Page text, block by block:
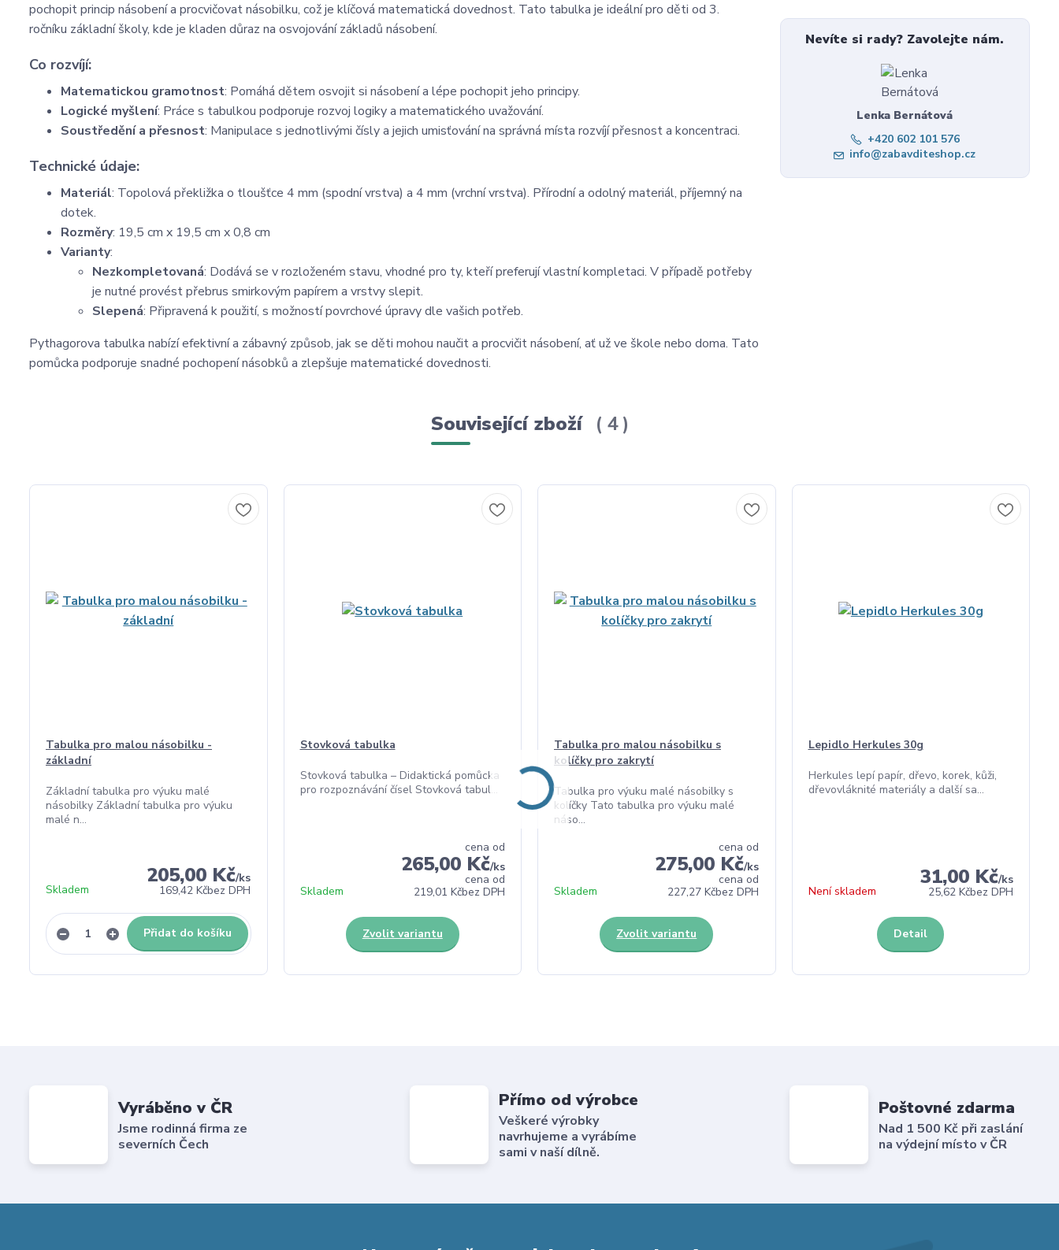
pochopit princip násobení a procvičovat násobilku, což je klíčová matematická dovednost. Tato tabulka je ideální pro děti od 3.
ročníku základní školy, kde je kladen důraz na osvojování základů násobení.
Co rozvíjí:
Matematickou gramotnost: Pomáhá dětem osvojit si násobení a lépe pochopit jeho principy.
Logické myšlení: Práce s tabulkou podporuje rozvoj logiky a matematického uvažování.
Soustředění a přesnost: Manipulace s jednotlivými čísly a jejich umisťování na správná místa rozvíjí přesnost a koncentraci.
Technické údaje:
Materiál: Topolová překližka o tloušťce 4 mm (spodní vrstva) a 4 mm (vrchní vrstva). Přírodní a odolný materiál, příjemný na
dotek.
Rozměry: 19,5 cm x 19,5 cm x 0,8 cm
Varianty:
Nezkompletovaná: Dodává se v rozloženém stavu, vhodné pro ty, kteří preferují vlastní kompletaci. V případě potřeby
je nutné provést přebrus smirkovým papírem a vrstvy slepit.
Slepená: Připravená k použití, s možností povrchové úpravy dle vašich potřeb.
Pythagorova tabulka nabízí efektivní a zábavný způsob, jak se děti mohou naučit a procvičit násobení, ať už ve škole nebo doma. Tato
pomůcka podporuje snadné pochopení násobků a zlepšuje matematické dovednosti.
Nevíte si rady? Zavolejte nám.
Lenka Bernátová
+420 602 101 576
info@zabavditeshop.cz
Související zboží 4
Tabulka pro malou násobilku -
základní
Základní tabulka pro výuku malé
násobilky Základní tabulka pro výuku
malé n...
205,00 Kč/ks
169,42 Kčbez DPH
Skladem
Přidat do košíku
Stovková tabulka
Stovková tabulka – Didaktická pomůcka
pro rozpoznávání čísel Stovková tabul...
cena od
265,00 Kč/ks
cena od
219,01 Kčbez DPH
Skladem
Zvolit variantu
Tabulka pro malou násobilku s
kolíčky pro zakrytí
Tabulka pro výuku malé násobilky s
kolíčky Tato tabulka pro výuku malé
náso...
cena od
275,00 Kč/ks
cena od
227,27 Kčbez DPH
Skladem
Zvolit variantu
Lepidlo Herkules 30g
Herkules lepí papír, dřevo, korek, kůži,
dřevovláknité materiály a další sa...
31,00 Kč/ks
25,62 Kčbez DPH
Není skladem
Detail
Vyráběno v ČR
Jsme rodinná firma ze
severních Čech
Přímo od výrobce
Veškeré výrobky
navrhujeme a vyrábíme
sami v naší dílně.
Poštovné zdarma
Nad 1 500 Kč při zaslání
na výdejní místo v ČR